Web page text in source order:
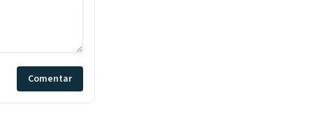
Comentar